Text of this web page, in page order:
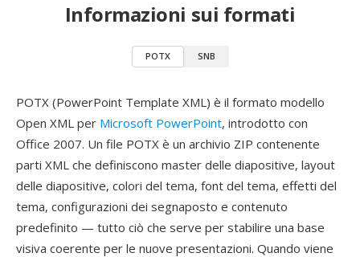
Informazioni sui formati
POTX SNB
POTX (PowerPoint Template XML) è il formato modello
Open XML per Microsoft PowerPoint, introdotto con
Office 2007. Un file POTX è un archivio ZIP contenente
parti XML che definiscono master delle diapositive, layout
delle diapositive, colori del tema, font del tema, effetti del
tema, configurazioni dei segnaposto e contenuto
predefinito — tutto ciò che serve per stabilire una base
visiva coerente per le nuove presentazioni. Quando viene